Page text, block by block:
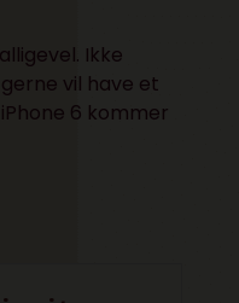
Ikke
vil have et
6 kommer